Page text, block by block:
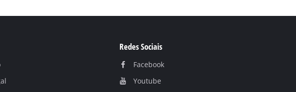
Redes Sociais
Facebook
Youtube